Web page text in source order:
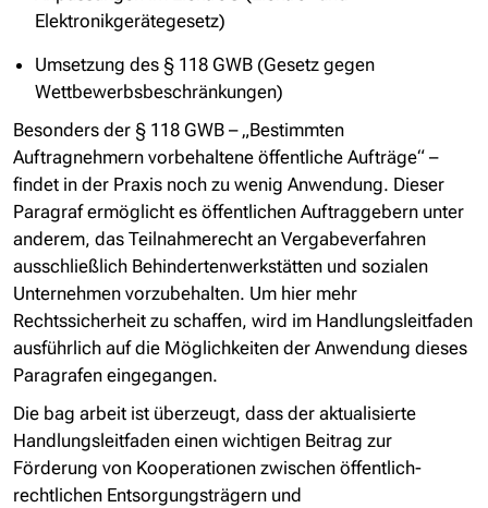
Elektronikgerätegesetz)
Umsetzung des § 118 GWB (Gesetz gegen
Wettbewerbsbeschränkungen)
Besonders der § 118 GWB – „Bestimmten
Auftragnehmern vorbehaltene öffentliche Aufträge“ –
findet in der Praxis noch zu wenig Anwendung. Dieser
Paragraf ermöglicht es öffentlichen Auftraggebern unter
anderem, das Teilnahmerecht an Vergabeverfahren
ausschließlich Behindertenwerkstätten und sozialen
Unternehmen vorzubehalten. Um hier mehr
Rechtssicherheit zu schaffen, wird im Handlungsleitfaden
ausführlich auf die Möglichkeiten der Anwendung dieses
Paragrafen eingegangen.
Die bag arbeit ist überzeugt, dass der aktualisierte
Handlungsleitfaden einen wichtigen Beitrag zur
Förderung von Kooperationen zwischen öffentlich-
rechtlichen Entsorgungsträgern und